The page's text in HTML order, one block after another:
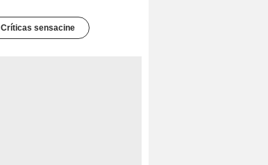
Críticas sensacine